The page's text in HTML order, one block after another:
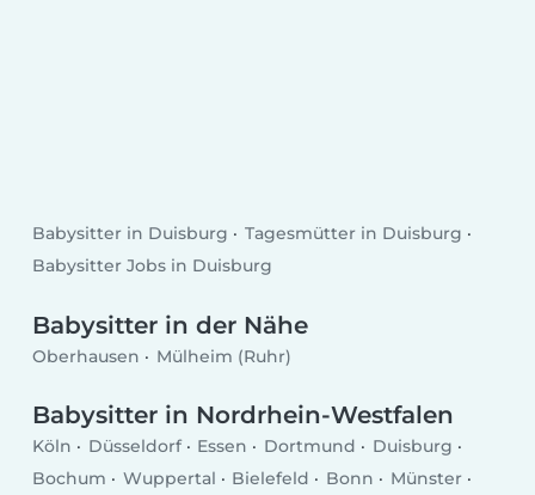
Babysitter in Duisburg
Tagesmütter in Duisburg
Babysitter Jobs in Duisburg
Babysitter in der Nähe
Oberhausen Mülheim (Ruhr)
Babysitter in Nordrhein-Westfalen
Köln Düsseldorf Essen Dortmund
Duisburg
Bochum
Wuppertal Bielefeld Bonn
Münster